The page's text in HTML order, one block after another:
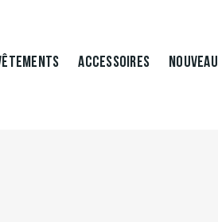
ACCESSOIRES NOUVEAU